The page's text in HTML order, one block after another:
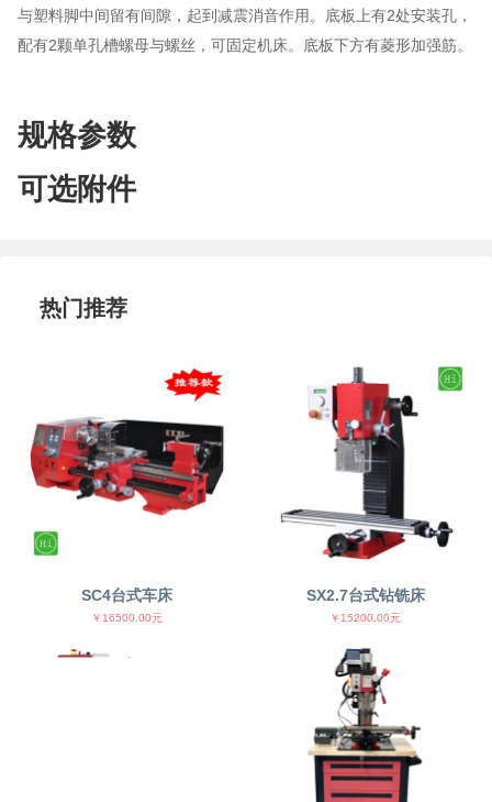
与塑料脚中间留有间隙，起到减震消音作用。底板上有2处安装孔，
配有2颗单孔槽螺母与螺丝，可固定机床。底板下方有菱形加强筋。
规格参数
可选附件
热门推荐
SC4台式车床
￥16500.00元
SX2.7台式钻铣床
￥15200.00元